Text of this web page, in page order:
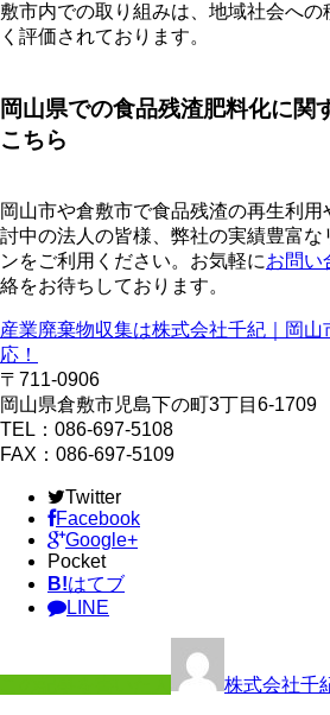
敷市内での取り組みは、地域社会へ
く評価されております。
岡山県での食品残渣肥料化に関
こちら
岡山市や倉敷市で食品残渣の再生利
討中の法人の皆様、弊社の実績豊富な
ンをご利用ください。お気軽にお問い
絡をお待ちしております。
産業廃棄物収集は株式会社千紀｜岡
応！
〒711-0906
岡山県倉敷市児島下の町3丁目6-1709
TEL：086-697-5108
FAX：086-697-5109
Twitter
Facebook
Google+
Pocket
B!はてブ
LINE
株式会社千